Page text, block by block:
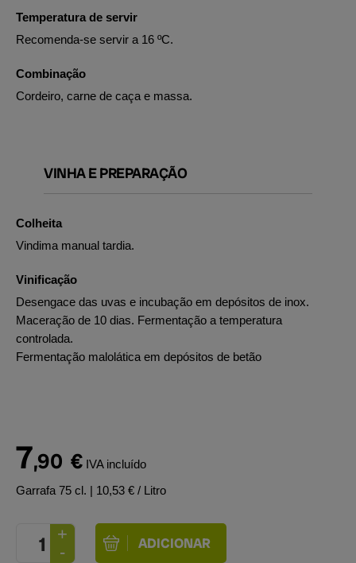
Temperatura de servir
Recomenda-se servir a 16 ºC.
Combinação
Cordeiro, carne de caça e massa.
VINHA E PREPARAÇÃO
Colheita
Vindima manual tardia.
Vinificação
Desengace das uvas e incubação em depósitos de inox.
Maceração de 10 dias. Fermentação a temperatura
controlada.
Fermentação malolática em depósitos de betão
7,90 € IVA incluído
Garrafa 75 cl. | 10,53 € / Litro